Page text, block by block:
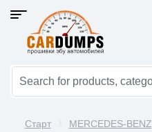
Старт MERCEDES-BENZ